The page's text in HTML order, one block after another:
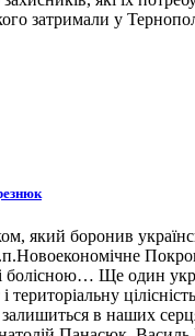
затримали у
який боронив
н.п.Новоекономічне
болісною… Ще один
в наших